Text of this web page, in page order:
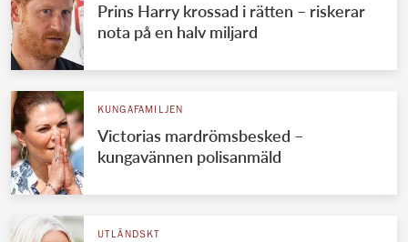
Prins Harry krossad i rätten – riskerar
nota på en halv miljard
KUNGAFAMILJEN
Victorias mardrömsbesked –
kungavännen polisanmäld
UTLÄNDSKT